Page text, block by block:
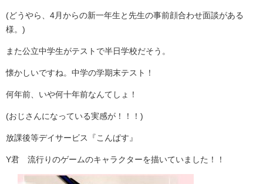
(どうやら、 4月からの新一年生と先生の事前顔合わせ面談がある
様。 )
また公立中学生がテストで半日学校だそう。
懐かしいですね。中学の学期末テスト！
何年前、いや何十年前なんてしょ！
(おじさんになっている実感が！！！ )
放課後等デイサービス『こんぱす』
Y君 流行りのゲームのキャラクターを描いていました！！